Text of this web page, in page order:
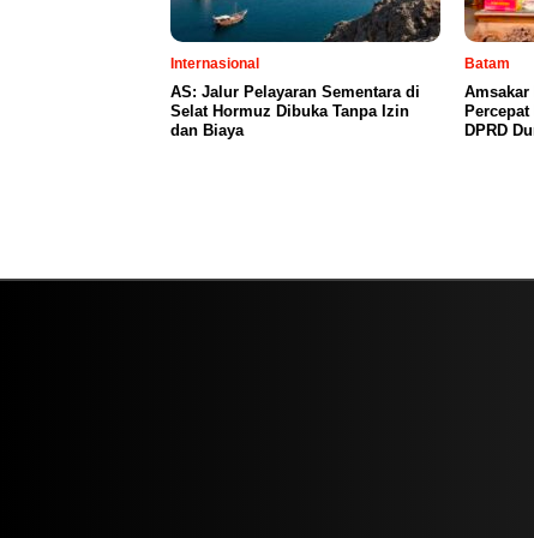
Internasional
AS: Jalur Pelayaran Sementara di
Selat Hormuz Dibuka Tanpa Izin
dan Biaya
Batam
Amsakar
DPRD